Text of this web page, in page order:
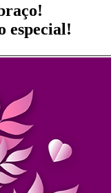
especial!